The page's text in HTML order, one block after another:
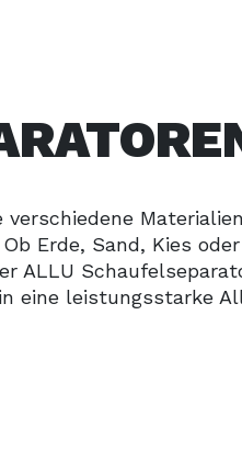
Erde, Sand, Kies
ALLU
eine leistungsstarke